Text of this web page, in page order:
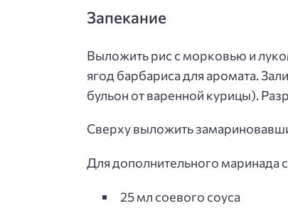
Запекание
Выложить рис с морковью и
ягод барбариса для аромата.
бульон от варенной курицы).
Сверху выложить
Для дополнительного маринада
25 мл соевого соуса